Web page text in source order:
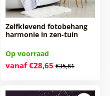
Zelfklevend fotobehang
harmonie in zen-tuin
Op voorraad
vanaf €28,65 €35,81